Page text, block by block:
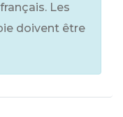
Les
doivent être